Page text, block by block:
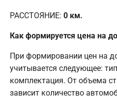
РАССТОЯНИЕ: 0 км.
Как формируется цена на
При формировании цен на
учитывается следующее:
комплектация. От объема
зависит количество